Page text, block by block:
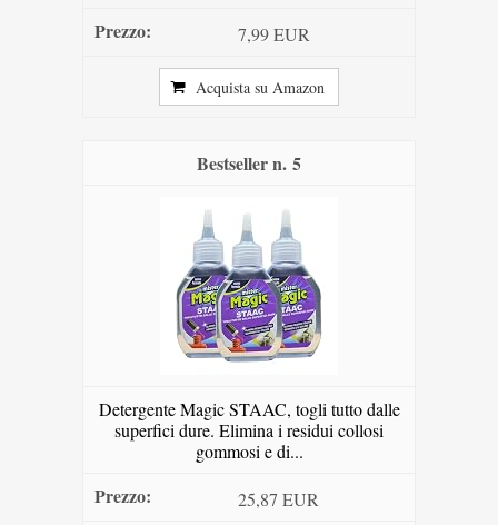
7,99 EUR
Acquista su Amazon
5
Detergente Magic STAAC, togli tutto dalle
superfici dure. Elimina i residui collosi
gommosi e di...
25,87 EUR